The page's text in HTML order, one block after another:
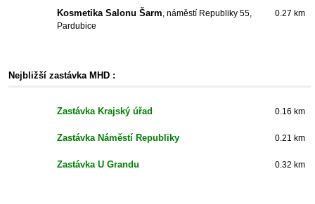
Kosmetika Salonu Šarm, náměstí Republiky 55,
Pardubice
0.27 km
Nejbližší zastávka MHD :
Zastávka Krajský úřad 0.16 km
Zastávka Náměstí Republiky 0.21 km
Zastávka U Grandu 0.32 km